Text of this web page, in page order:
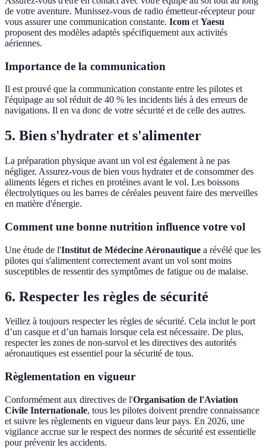
de votre aventure. Munissez-vous de radio émetteur-récepteur pour
vous assurer une communication constante. Icom et Yaesu
proposent des modèles adaptés spécifiquement aux activités
aériennes.
Importance de la communication
Il est prouvé que la communication constante entre les pilotes et
l'équipage au sol réduit de 40 % les incidents liés à des erreurs de
navigations. Il en va donc de votre sécurité et de celle des autres.
5. Bien s'hydrater et s'alimenter
La préparation physique avant un vol est également à ne pas
négliger. Assurez-vous de bien vous hydrater et de consommer des
aliments légers et riches en protéines avant le vol. Les boissons
électrolytiques ou les barres de céréales peuvent faire des merveilles
en matière d'énergie.
Comment une bonne nutrition influence votre vol
Une étude de l'Institut de Médecine Aéronautique a révélé que les
pilotes qui s'alimentent correctement avant un vol sont moins
susceptibles de ressentir des symptômes de fatigue ou de malaise.
6. Respecter les règles de sécurité
Veillez à toujours respecter les règles de sécurité. Cela inclut le port
d’un casque et d’un harnais lorsque cela est nécessaire. De plus,
respecter les zones de non-survol et les directives des autorités
aéronautiques est essentiel pour la sécurité de tous.
Règlementation en vigueur
Conformément aux directives de l'Organisation de l'Aviation
Civile Internationale, tous les pilotes doivent prendre connaissance
et suivre les règlements en vigueur dans leur pays. En 2026, une
vigilance accrue sur le respect des normes de sécurité est essentielle
pour prévenir les accidents.